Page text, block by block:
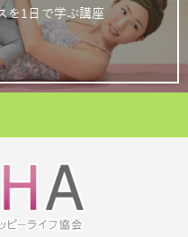
を1日で学ぶ講座